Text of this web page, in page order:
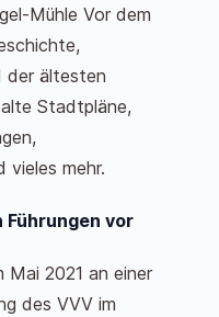
Mühle Vor dem
der ältesten
Stadtpläne,
mehr.
vor
Mai 2021 an einer
des VVV im